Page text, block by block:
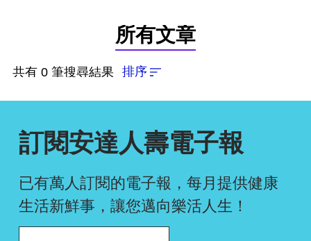
所有文章
共有 0 筆搜尋結果 排序
訂閱安達人壽電子報
已有萬人訂閱的電子報，每月提供健康
生活新鮮事， 讓您邁向樂活人生！
依瀏覽人數多至少
確認排序